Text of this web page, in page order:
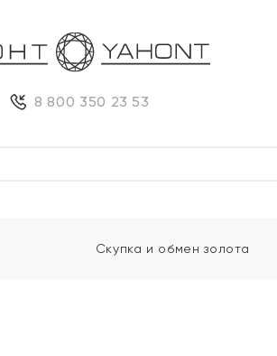
8 800 350 23 53
Скупка и обмен золота